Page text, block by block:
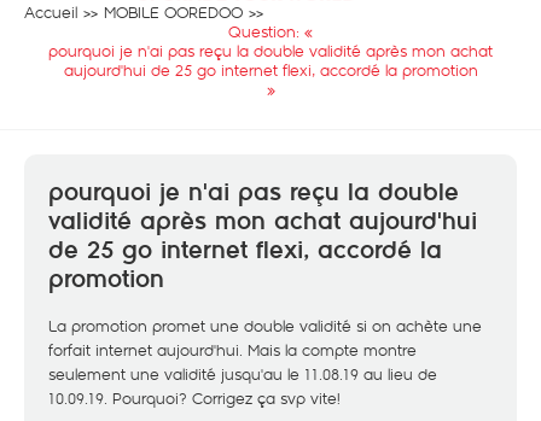
Accueil
MOBILE OOREDOO
Question: «
pourquoi je n'ai pas reçu la double validité après mon achat
aujourd'hui de 25 go internet flexi, accordé la promotion
»
pourquoi je n'ai pas reçu la double
validité après mon achat aujourd'hui
de 25 go internet flexi, accordé la
promotion
La promotion promet une double validité si on achète une
forfait internet aujourd'hui. Mais la compte montre
seulement une validité jusqu'au le 11.08.19 au lieu de
10.09.19. Pourquoi? Corrigez ça svp vite!